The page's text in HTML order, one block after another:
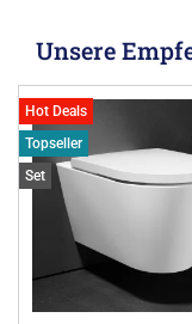
Unsere
Hot Deals
Topseller
Set